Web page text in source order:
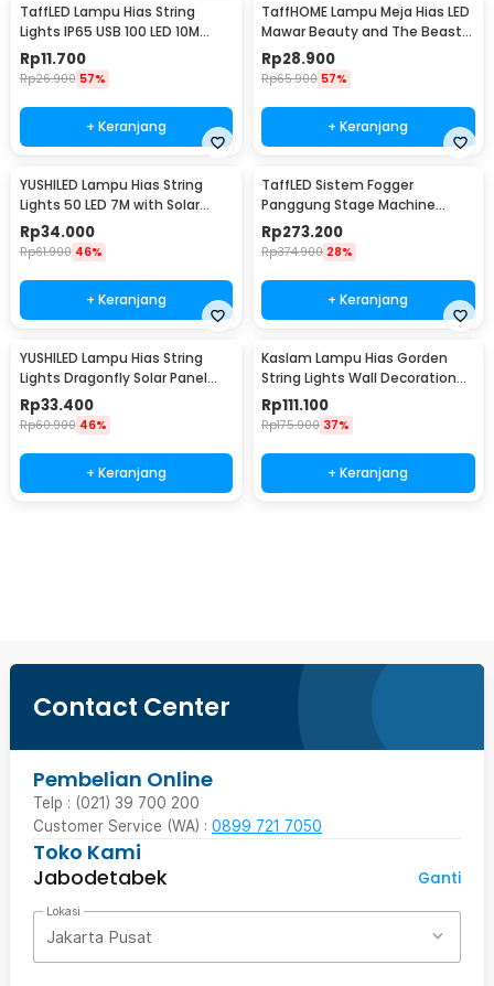
TaffLED Lampu Hias String
Lights IP65 USB 100 LED 10M
Warm White - TDC-01
Rp11.700
Rp26.900 57%
+ Keranjang
TaffHOME Lampu Meja Hias LED
Mawar Beauty and The Beast
Warm White - AC01
Rp28.900
Rp65.900 57%
+ Keranjang
YUSHILED Lampu Hias String
Lights 50 LED 7M with Solar
Panel - M072
Rp34.000
Rp61.900 46%
+ Keranjang
TaffLED Sistem Fogger
Panggung Stage Machine
Ejector with RGB LED - KY-
LED500
Rp273.200
Rp374.900 28%
+ Keranjang
YUSHILED Lampu Hias String
Lights Dragonfly Solar Panel
IP65 8 Modes 20 LED - M088
Rp33.400
Rp60.900 46%
+ Keranjang
Kaslam Lampu Hias Gorden
String Lights Wall Decoration
18W 3x3M 320 LED - S-32
Rp111.100
Rp175.900 37%
+ Keranjang
Contact Center
Pembelian Online
Telp : (021) 39 700 200
Customer Service (WA) : 0899 721 7050
Toko Kami
Jabodetabek
Ganti
Lokasi
Jakarta Pusat